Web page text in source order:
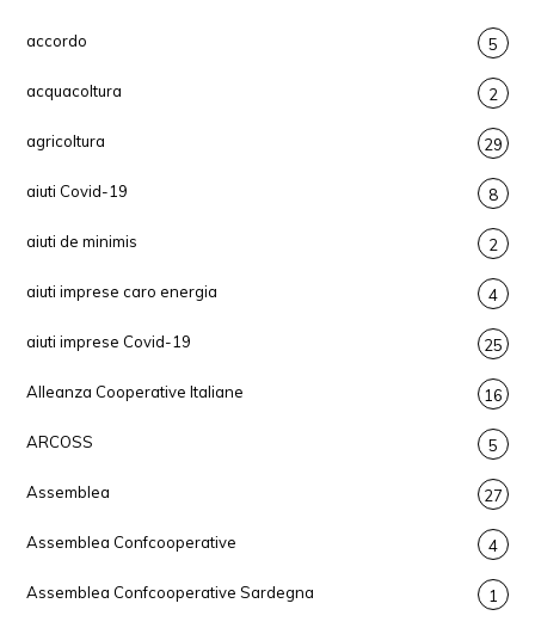
accordo 5
acquacoltura 2
agricoltura 29
aiuti Covid-19 8
aiuti de minimis 2
aiuti imprese caro energia 4
aiuti imprese Covid-19 25
Alleanza Cooperative Italiane 16
ARCOSS 5
Assemblea 27
Assemblea Confcooperative 4
Assemblea Confcooperative Sardegna 1